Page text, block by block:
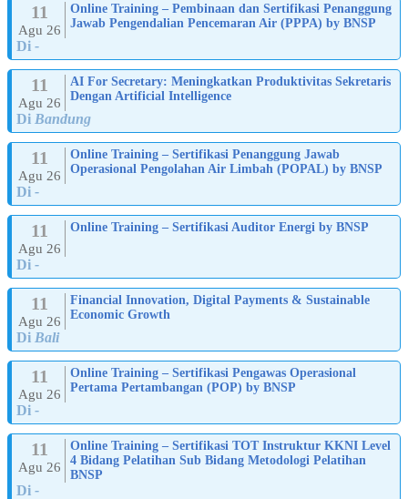
11
Agu 26
Online Training – Pembinaan dan Sertifikasi Penanggung
Jawab Pengendalian Pencemaran Air (PPPA) by BNSP
Di -
11
Agu 26
AI For Secretary: Meningkatkan Produktivitas Sekretaris
Dengan Artificial Intelligence
Di Bandung
11
Agu 26
Online Training – Sertifikasi Penanggung Jawab
Operasional Pengolahan Air Limbah (POPAL) by BNSP
Di -
11
Agu 26
Online Training – Sertifikasi Auditor Energi by BNSP
Di -
11
Agu 26
Financial Innovation, Digital Payments & Sustainable
Economic Growth
Di Bali
11
Agu 26
Online Training – Sertifikasi Pengawas Operasional
Pertama Pertambangan (POP) by BNSP
Di -
11
Agu 26
Online Training – Sertifikasi TOT Instruktur KKNI Level
4 Bidang Pelatihan Sub Bidang Metodologi Pelatihan
BNSP
Di -